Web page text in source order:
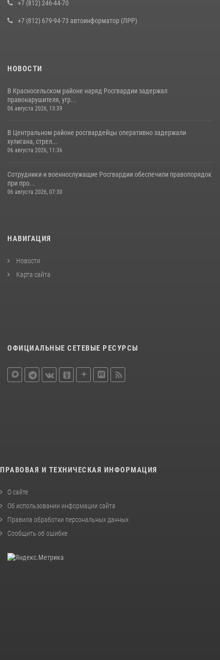
+7 (812) 246-44-70
+7 (812) 679-94-73 автоинформатор (ЛРР)
НОВОСТИ
В Красносельском районе наряд Росгвардии задержал
правонарушителя, угр...
06 августа 2026, 13:39
В Центральном районе росгвардейцы оперативно задержали
хулигана, стрел...
06 августа 2026, 11:36
Сотрудники и военнослужащие Росгвардии обеспечили правопорядок
при про...
06 августа 2026, 07:30
НАВИГАЦИЯ
Новости
Карта сайта
ОФИЦИАЛЬНЫЕ СЕТЕВЫЕ РЕСУРСЫ
ПРАВОВАЯ И ТЕХНИЧЕСКАЯ ИНФОРМАЦИЯ
О сайте
Об использовании информации сайта
Правила обработки персональных данных
Сообщить об ошибке